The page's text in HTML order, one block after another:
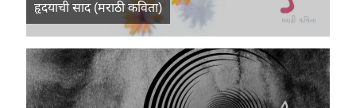
हृदयाची साद (मराठी कविता)